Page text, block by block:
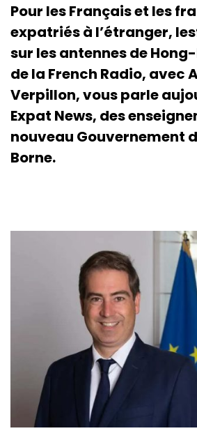
Pour les Français et les
expatriés à l’étranger,
sur les antennes de
de la French Radio, avec
Verpillon, vous parle
Expat News, des
nouveau Gouvernement
Borne.